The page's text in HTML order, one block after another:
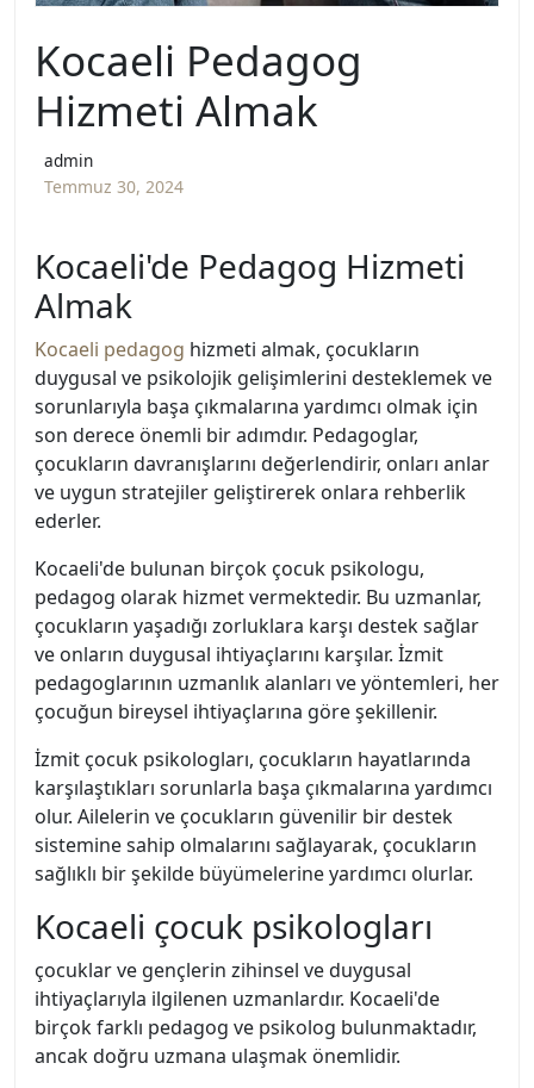
Kocaeli Pedagog
Hizmeti Almak
admin
Temmuz 30, 2024
Kocaeli'de Pedagog Hizmeti
Almak
Kocaeli pedagog hizmeti almak, çocukların
duygusal ve psikolojik gelişimlerini desteklemek ve
sorunlarıyla başa çıkmalarına yardımcı olmak için
son derece önemli bir adımdır. Pedagoglar,
çocukların davranışlarını değerlendirir, onları anlar
ve uygun stratejiler geliştirerek onlara rehberlik
ederler.
Kocaeli'de bulunan birçok çocuk psikologu,
pedagog olarak hizmet vermektedir. Bu uzmanlar,
çocukların yaşadığı zorluklara karşı destek sağlar
ve onların duygusal ihtiyaçlarını karşılar. İzmit
pedagoglarının uzmanlık alanları ve yöntemleri, her
çocuğun bireysel ihtiyaçlarına göre şekillenir.
İzmit çocuk psikologları, çocukların hayatlarında
karşılaştıkları sorunlarla başa çıkmalarına yardımcı
olur. Ailelerin ve çocukların güvenilir bir destek
sistemine sahip olmalarını sağlayarak, çocukların
sağlıklı bir şekilde büyümelerine yardımcı olurlar.
Kocaeli çocuk psikologları
çocuklar ve gençlerin zihinsel ve duygusal
ihtiyaçlarıyla ilgilenen uzmanlardır. Kocaeli'de
birçok farklı pedagog ve psikolog bulunmaktadır,
ancak doğru uzmana ulaşmak önemlidir.